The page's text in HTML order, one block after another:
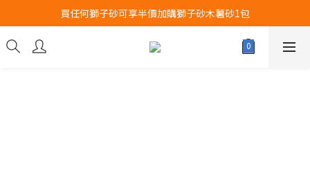
Airbuggy 全線現貨8折！立即點擊火速搶購
買任何獅子砂可享半價加購獅子砂木薯砂1包
Airbuggy 全線現貨8折！立即點擊火速搶購